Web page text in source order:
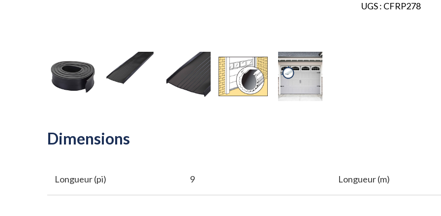
UGS : CFRP278
Dimensions
Longueur (pi) 9 Longueur (m)